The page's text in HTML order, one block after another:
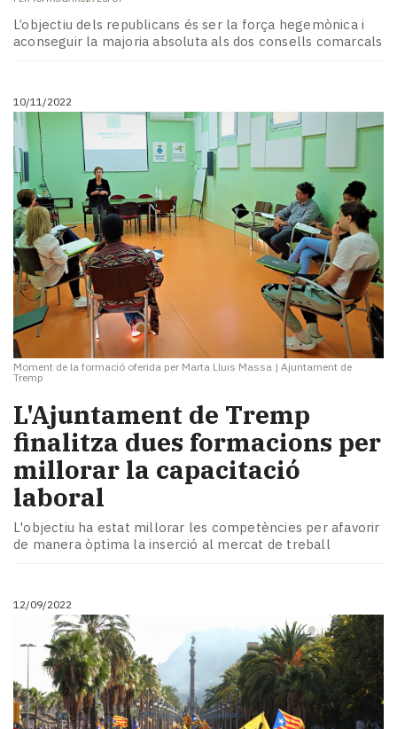
L’objectiu dels republicans és ser la força hegemònica i
aconseguir la majoria absoluta als dos consells comarcals
10/11/2022
Moment de la formació oferida per Marta Lluis Massa | Ajuntament de
Tremp
L'Ajuntament de Tremp
finalitza dues formacions per
millorar la capacitació
laboral
L'objectiu ha estat millorar les competències per afavorir
de manera òptima la inserció al mercat de treball
12/09/2022